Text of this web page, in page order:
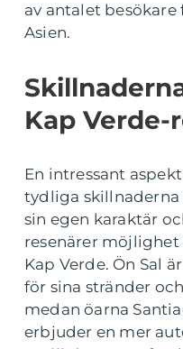
av antalet
Asien.
Kap Verde-
En intressant
tydliga skillnaderna
sin egen karaktär
resenärer
Kap Verde. Ön Sal
för sina stränder
medan öarna
erbjuder en mer